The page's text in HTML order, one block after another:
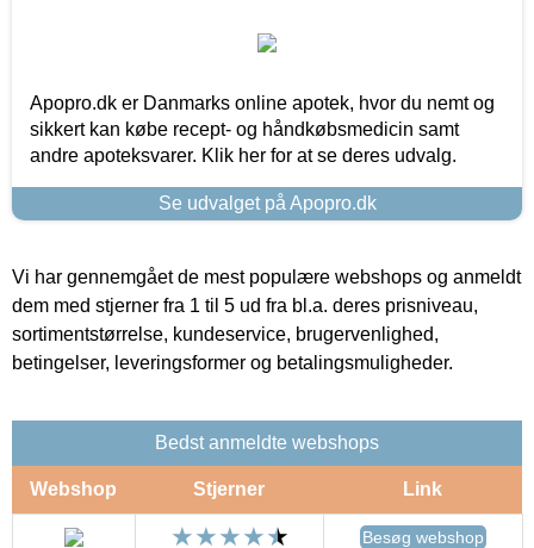
Apopro.dk er Danmarks online apotek, hvor du nemt og
sikkert kan købe recept- og håndkøbsmedicin samt
andre apoteksvarer. Klik her for at se deres udvalg.
Se udvalget på Apopro.dk
Vi har gennemgået de mest populære webshops og anmeldt
dem med stjerner fra 1 til 5 ud fra bl.a. deres prisniveau,
sortimentstørrelse, kundeservice, brugervenlighed,
betingelser, leveringsformer og betalingsmuligheder.
Bedst anmeldte webshops
Webshop Stjerner Link
Besøg webshop